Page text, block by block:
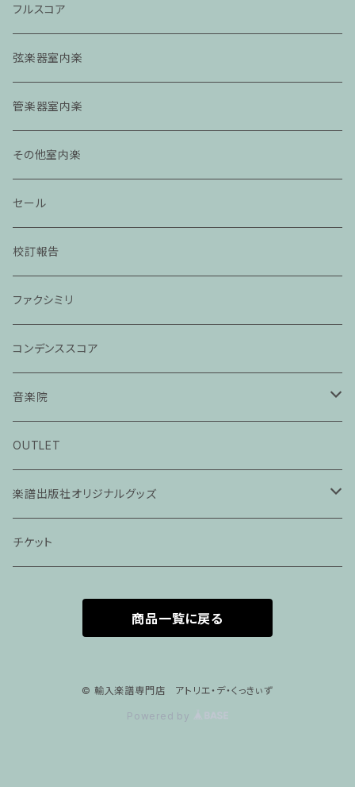
フルスコア
弦楽器室内楽
管楽器室内楽
その他室内楽
セール
校訂報告
ファクシミリ
コンデンススコア
音楽院
ピアノ科３０分レッスン
ピアノ科４５分レッスン
家族割プラン
家族割適用プラン2
声楽ピアノ４５分レッスン
ヴァイオリンピアノ６０分レッスン
OUTLET
楽譜出版社オリジナルグッズ
アパレル
チケット
商品一覧に戻る
© 輸入楽譜専門店 アトリエ・デ・くっきぃず
Powered by